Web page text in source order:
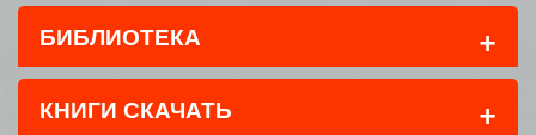
БИБЛИОТЕКА +
КНИГИ СКАЧАТЬ +